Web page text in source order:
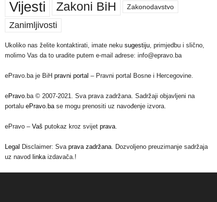
Vijesti Zakoni BiH Zakonodavstvo
Zanimljivosti
Ukoliko nas želite kontaktirati, imate neku sugestiju , primjedbu i slično,
molimo Vas da to uradite putem e-mail adrese: info@epravo.ba
ePravo.ba je BiH pravni portal – Pravni portal Bosne i Hercegovine.
ePravo .ba © 2007-2021. Sva prava zadržana. Sadržaji objavljeni na
portalu ePravo.ba se mogu prenositi uz navođenje izvora.
ePravo – Vaš putokaz kroz svijet prava
Legal Disclaimer: Sva prava zadržana . Dozvoljeno preuzimanje sadržaja
uz navod linka izdavača.!